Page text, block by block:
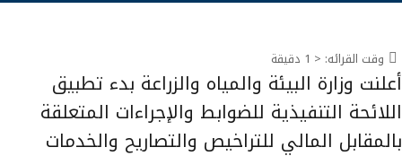
وقت القرائه: < 1 دقيقة
أعلنت وزارة البيئة والمياه والزراعة بدء تطبيق
اللائحة التنفيذية للضوابط والإجراءات المتعلقة
بالمقابل المالي للتراخيص والتصاريح والخدمات